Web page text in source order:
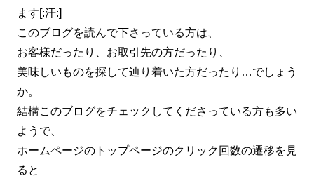
ます[:汗:]
このブログを読んで下さっている方は、
お客様だったり、お取引先の方だったり、
美味しいものを探して辿り着いた方だったり…でしょう
か。
結構このブログをチェックしてくださっている方も多い
ようで、
ホームページのトップページのクリック回数の遷移を見
ると